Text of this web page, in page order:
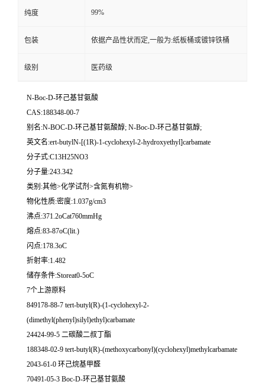
纯度 99%
包装 依据产品性状而定,一般为:纸板桶或镀锌铁桶
级别 医药级
N-Boc-D-环己基甘氨酸
CAS:188348-00-7
别名:N-BOC-D-环己基甘氨酸醇; N-Boc-D-环己基甘氨醇;
英文名:ert-butylN-[(1R)-1-cyclohexyl-2-hydroxyethyl]carbamate
分子式:C13H25NO3
分子量:243.342
类别:其他>化学试剂>含氮有机物>
物化性质:密度:1.037g/cm3
沸点:371.2oCat760mmHg
熔点:83-87oC(lit.)
闪点:178.3oC
折射率:1.482
储存条件:Storeat0-5oC
7个上游原料
849178-88-7 tert-butyl(R)-(1-cyclohexyl-2-
(dimethyl(phenyl)silyl)ethyl)carbamate
24424-99-5 二碳酸二叔丁酯
188348-02-9 tert-butyl(R)-(methoxycarbonyl)(cyclohexyl)methylcarbamate
2043-61-0 环己烷基甲醛
70491-05-3 Boc-D-环己基甘氨酸